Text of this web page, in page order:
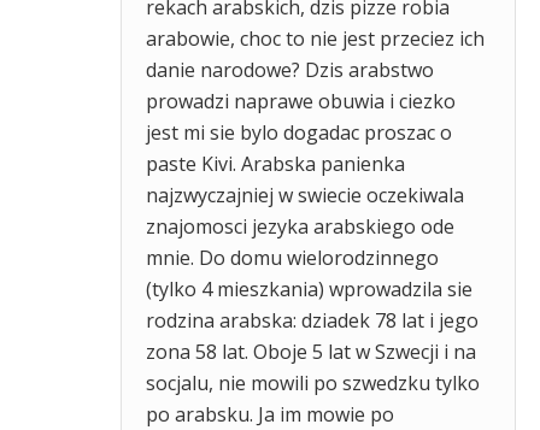
rekach arabskich, dzis pizze robia
arabowie, choc to nie jest przeciez ich
danie narodowe? Dzis arabstwo
prowadzi naprawe obuwia i ciezko
jest mi sie bylo dogadac proszac o
paste Kivi. Arabska panienka
najzwyczajniej w swiecie oczekiwala
znajomosci jezyka arabskiego ode
mnie. Do domu wielorodzinnego
(tylko 4 mieszkania) wprowadzila sie
rodzina arabska: dziadek 78 lat i jego
zona 58 lat. Oboje 5 lat w Szwecji i na
socjalu, nie mowili po szwedzku tylko
po arabsku. Ja im mowie po